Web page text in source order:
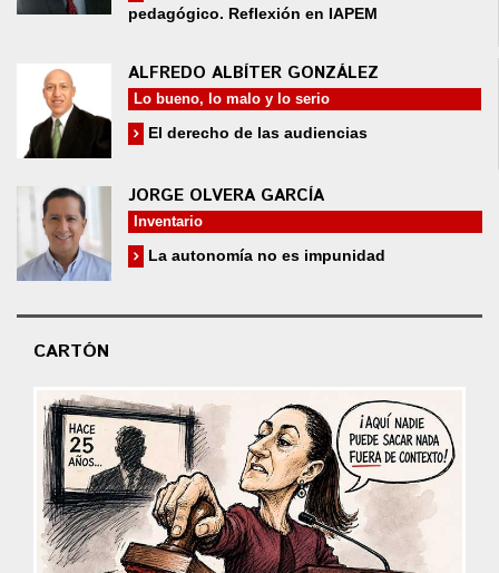
pedagógico. Reflexión en IAPEM
ALFREDO ALBÍTER GONZÁLEZ
Lo bueno, lo malo y lo serio
El derecho de las audiencias
JORGE OLVERA GARCÍA
Inventario
La autonomía no es impunidad
CARTÓN